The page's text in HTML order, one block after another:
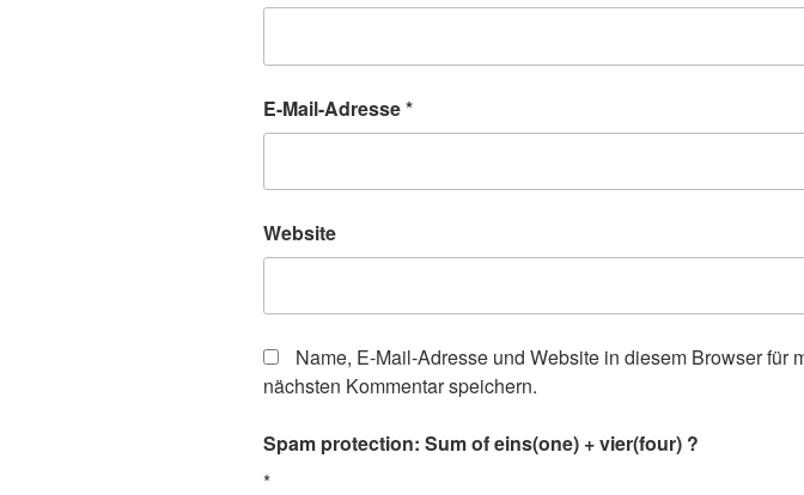
E-Mail-Adresse*
Website
Name, E-Mail-Adresse und Website in diesem Browser für
nächsten Kommentar speichern.
Spam protection: Sum of eins(one) + vier(four) ?
*